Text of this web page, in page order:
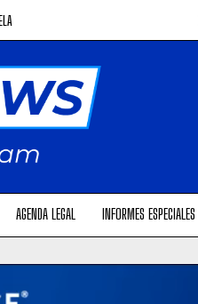
AGENDA LEGAL INFORMES ESPECIALES